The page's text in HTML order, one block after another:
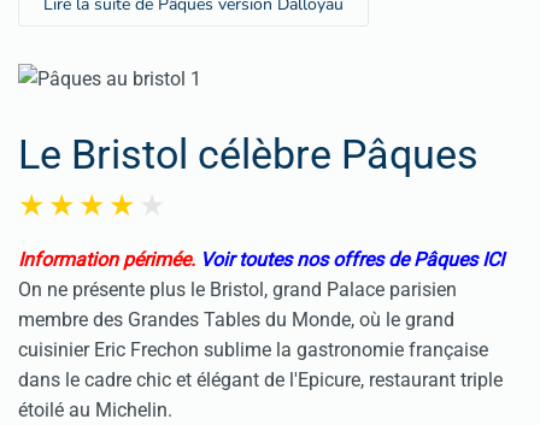
Le Bristol célèbre Pâques
Information périmée. Voir toutes nos offres de Pâques ICI
On ne présente plus le Bristol, grand Palace parisien
membre des Grandes Tables du Monde, où le grand
cuisinier Eric Frechon sublime la gastronomie française
dans le cadre chic et élégant de l'Epicure, restaurant triple
étoilé au Michelin.